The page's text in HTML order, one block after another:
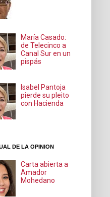
María Casado:
de Telecinco a
Canal Sur en un
pispás
Isabel Pantoja
pierde su pleito
con Hacienda
DE LA OPINION
Carta abierta a
Amador
Mohedano